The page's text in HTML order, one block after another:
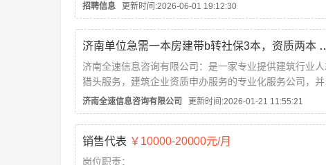
招聘信息 更新时间:2026-06-01 19:12:30
济南单位急需一本房
济南全速信息咨询有限公司：是一家专业提供建筑行业人
猎头服务，建筑企业资质申办服务的专业化服务公司，并
建设部等相关政府机构长期建立合作关系，将会为更多的
业提供更加优质优良的服务 一五三三六四一八
济南全速信息咨询有限公司 更新时间:2026-01-21 11:55:21
销售代表 ￥10000-20000元/月
岗位职责：